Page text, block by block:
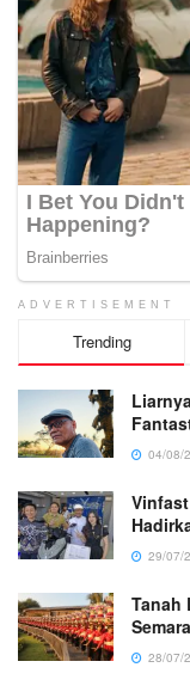
ADVERTISEMENT
Trending
04/08/
29/07/
Tanah
28/07/